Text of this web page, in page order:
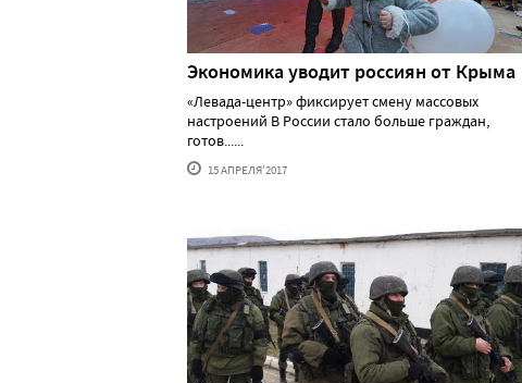
Экономика уводит россиян от Крыма
«Левада-центр» фиксирует смену массовых
настроений В России стало больше граждан,
готов......
15 АПРЕЛЯ'2017